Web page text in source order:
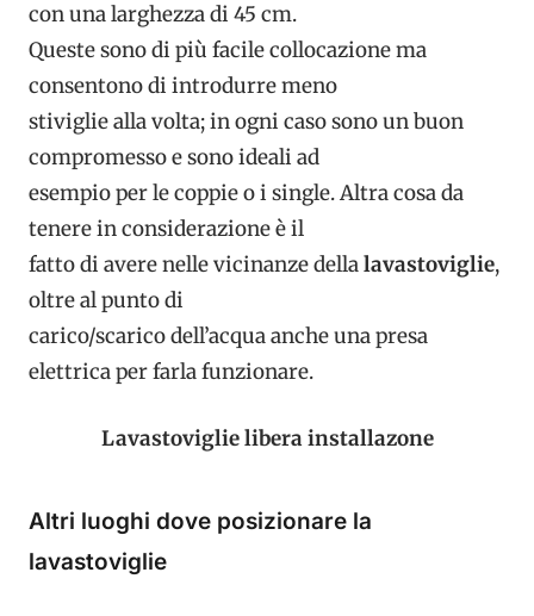
con una larghezza di 45 cm.
Queste sono di più facile collocazione ma
consentono di introdurre meno
stiviglie alla volta; in ogni caso sono un buon
compromesso e sono ideali ad
esempio per le coppie o i single. Altra cosa da
tenere in considerazione è il
fatto di avere nelle vicinanze dellalavastoviglie,
oltre al punto di
carico/scarico dell’acqua anche una presa
elettrica per farla funzionare.
Lavastoviglie libera installazone
Altri luoghi dove posizionare la
lavastoviglie